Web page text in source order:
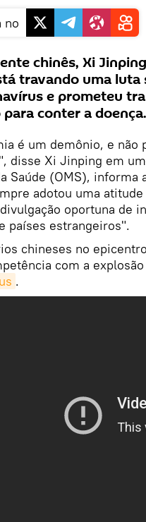
no
chinês, Xi
travando uma
e prometeu
conter a doença.
é um demônio, e não
disse Xi Jinping em
Saúde (OMS), informa
adotou uma
oportuna de
países estrangeiros".
chineses no epicentro
com a
.